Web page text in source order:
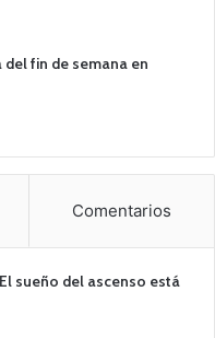
fin de semana en
Comentarios
sueño del ascenso está